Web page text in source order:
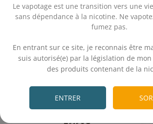
Le vapotage est une transition vers une
sans dépendance à la nicotine. Ne
fumez pas.
En entrant sur ce site, je reconnais être
suis autorisé(e) par la législation de
des produits contenant de la
ENTRER
Rouge Bonbon 50 mL - Fruités
Cranberries - Baies rouges - Cassis - Frais
19,90€